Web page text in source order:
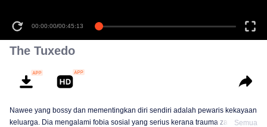
00:00:00/00:45:13
The Tuxedo
Nawee yang bossy dan mementingkan diri sendiri adalah pewaris kekayaan
keluarga. Dia mengalami fobia sosial yang serius kerana trauma zamanSemua